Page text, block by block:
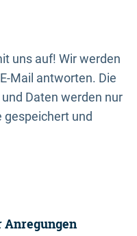
uns auf! Wir werden
Mail antworten. Die
Daten werden nur
gespeichert und
Anregungen